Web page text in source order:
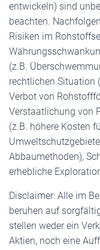
entwickeln) sind
beachten.
Risiken im
(z.B.
rechtlichen Situation
Verbot von
Verstaatlichung von
(z.B. höhere Kosten
Abbaumethoden),
erhebliche
Disclaimer: Alle im
beruhen auf
stellen weder ein
Aktien, noch eine